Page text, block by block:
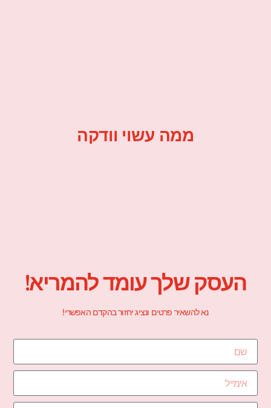
ממה עשוי וודקה
העסק שלך עומד להמריא!
נא להשאיר פרטים ונציג יחזור בהקדם האפשרי!